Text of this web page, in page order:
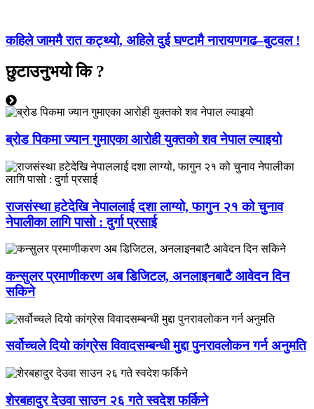
कहिले जाममै रात कट्थ्यो, अहिले दुई घण्टामै नारायणगढ–बुटवल !
छुटाउनुभयो कि ?
ब्रोड पिकमा ज्यान गुमाएका आरोही युक्तको शव नेपाल ल्याइयो
राजसंस्था हटेदेखि नेपाललाई दशा लाग्यो, फागुन २१ को चुनाव
नेपालीका लागि पासो : दुर्गा प्रसाई
कन्सुलर प्रमाणीकरण अब डिजिटल, अनलाइनबाटै आवेदन दिन
सकिने
सर्वोच्चले दियो कांग्रेस विवादसम्बन्धी मुद्दा पुनरावलोकन गर्न अनुमति
शेरबहादुर देउवा साउन २६ गते स्वदेश फर्किने